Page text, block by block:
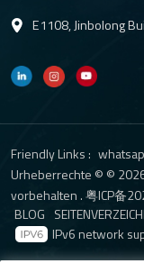
E1108, Jinbolong
Friendly Links :
Urheberrechte © © 2026
vorbehalten .粤ICP备
BLOG
IPv6 network